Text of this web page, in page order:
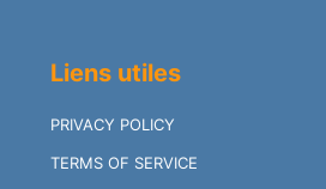
Liens utiles
PRIVACY POLICY
TERMS OF SERVICE